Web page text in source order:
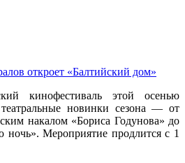
откроет «Балтийский дом»
кинофестиваль этой осенью
новинки сезона — от
накалом «Бориса Годунова» до
Мероприятие продлится с 1